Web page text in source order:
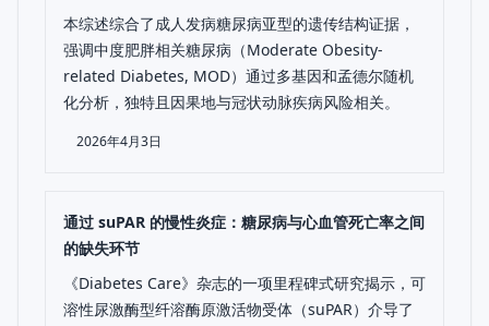
本综述综合了成人发病糖尿病亚型的遗传结构证据，
强调中度肥胖相关糖尿病（Moderate Obesity-
related Diabetes, MOD）通过多基因和孟德尔随机
化分析，独特且因果地与冠状动脉疾病风险相关。
2026年4月3日
通过 suPAR 的慢性炎症：糖尿病与心血管死亡率之间
的缺失环节
《Diabetes Care》杂志的一项里程碑式研究揭示，可
溶性尿激酶型纤溶酶原激活物受体（suPAR）介导了